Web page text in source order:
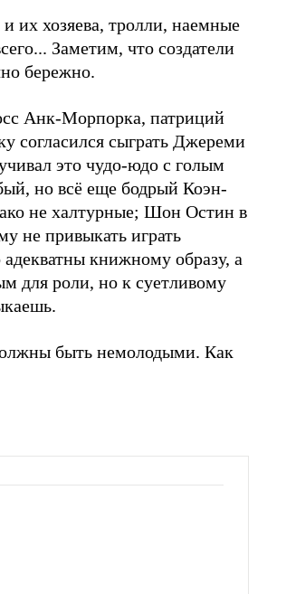
их хозяева, тролли, наемные
Заметим, что создатели
бережно.
Анк-Морпорка, патриций
согласился сыграть Джереми
это чудо-юдо с голым
но всё еще бодрый Коэн-
не халтурные; Шон Остин в
не привыкать играть
книжному образу, а
для роли, но к суетливому
быть немолодыми. Как